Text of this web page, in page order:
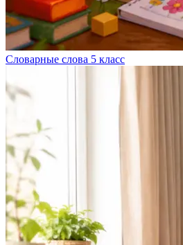
Словарные слова 5 класс